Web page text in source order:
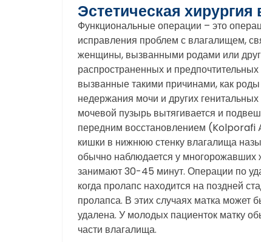
Эстетическая
Функциональные операции – это
исправления проблем с влагалищем,
женщины, вызванными родами или
распространенных и
вызванные такими причинами, как
недержания мочи и других
мочевой пузырь вытягивается и
передним восстановлением (Kolporafi
кишки в нижнюю стенку влагалища
обычно наблюдается у
занимают 30-45 минут. Операции по
когда пролапс находится на поздней
пролапса. В этих случаях матка может
удалена. У молодых пациенток матку
части влагалища.